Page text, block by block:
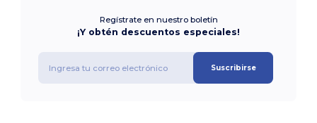
Regístrate en nuestro boletín
¡Y obtén descuentos especiales!
Suscribirse